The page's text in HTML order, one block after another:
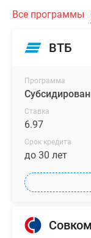
и
цветах,
образу
придадут
световые
акценты,
выделяющие
вечерние
Уникальной
Все программы
ВТБ
Программа
Ставка
6.97
Срок кредита
до 30 лет